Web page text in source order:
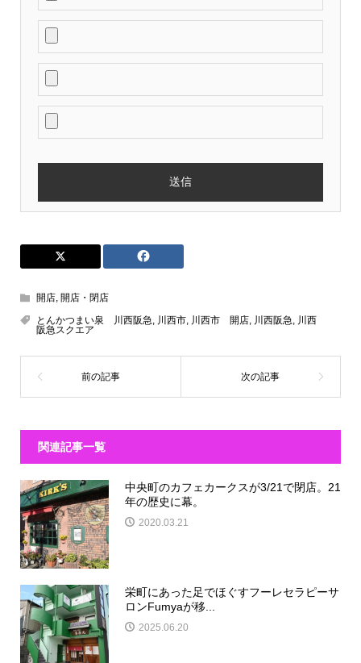
開店, 開店・閉店
とんかつまい泉 川西阪急, 川西市, 川西市 開店, 川西阪急, 川西
阪急スクエア
関連記事一覧
中央町のカフェカークスが3/21で閉店。21
年の歴史に幕。
2020.03.21
栄町にあった足でほぐすフーレセラピーサ
ロンFumyaが移...
2025.06.20